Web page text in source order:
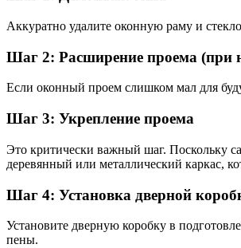
Аккуратно удалите оконную раму и
Шаг 2: Расширение проема (при
Если оконный проем слишком мал для
Шаг 3: Укрепление проема
Это критически важный шаг. Поскольку
деревянный или металлический каркас,
Шаг 4: Установка дверной
Установите дверную коробку в
пены.